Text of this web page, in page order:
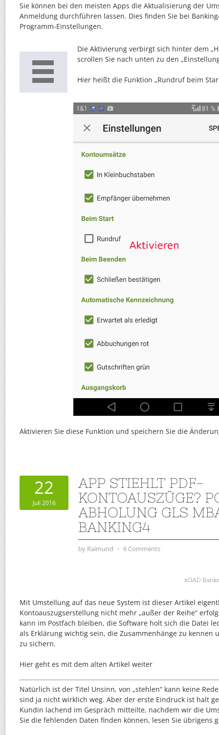
Sie können bei den meisten Apps die Aktualisierung der
Anmeldung durchführen lassen. Dies finden Sie bei
Programm-Einstellungen.
Die Aktivierung verbirgt sich hinter dem
scrollen Sie nach unten zu den
Hier heißt die Funktion „Rundruf beim
Aktivieren Sie diese Funktion und speichern Sie die
22
Juli 2016
APP STIEHLT PDF-
KONTOAUSZÜGE?
ABHOLUNG GLS
BANKING4
by Raimund ⋅ 6 Comments
xGAD
Mit Umstellung auf das neue System ist dieser Artikel
Kontoauszugserstellung nicht mehr „außer der Reihe“
kann im Postfach bleiben, die Software holt sich die Datei
als Erklärung wichtig sein, die Zusammenhänge zu kennen
zu sichern.
Hier geht es mit dem alten Artikel weiter
Natürlich ist der Titel Unsinn, von „stehlen“ kann keine
sind ja nicht wirklich weg. Aber der erste Eindruck ist halt
Kundin lachend im Gespräch mitteilte, nachdem wir die
Sie die fehlenden Daten finden können, lesen Sie übrigens